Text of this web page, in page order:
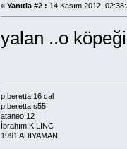
« Yanıtla #2 : 14 Kasım 2012,
yalan ..o
p.beretta 16 cal
p.beretta s55
ataneo 12
İbrahım KILINC
1991 ADIYAMAN